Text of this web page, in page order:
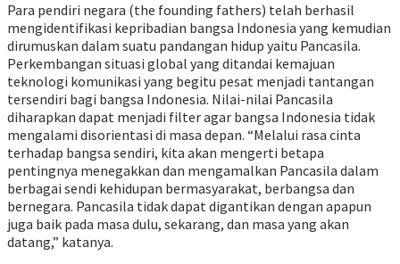
Para pendiri negara (the founding fathers) telah berhasil
mengidentifikasi kepribadian bangsa Indonesia yang kemudian
dirumuskan dalam suatu pandangan hidup yaitu Pancasila.
Perkembangan situasi global yang ditandai kemajuan
teknologi komunikasi yang begitu pesat menjadi tantangan
tersendiri bagi bangsa Indonesia. Nilai-nilai Pancasila
diharapkan dapat menjadi filter agar bangsa Indonesia tidak
mengalami disorientasi di masa depan. “Melalui rasa cinta
terhadap bangsa sendiri, kita akan mengerti betapa
pentingnya menegakkan dan mengamalkan Pancasila dalam
berbagai sendi kehidupan bermasyarakat, berbangsa dan
bernegara. Pancasila tidak dapat digantikan dengan apapun
juga baik pada masa dulu, sekarang, dan masa yang akan
datang,” katanya.